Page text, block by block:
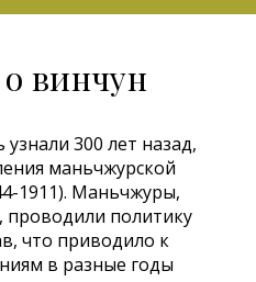
винчун
300 лет назад,
маньчжурской
1911). Маньчжуры,
политику
что приводило к
в разные годы